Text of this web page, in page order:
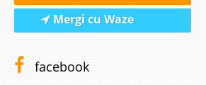
Mergi cu Waze
facebook